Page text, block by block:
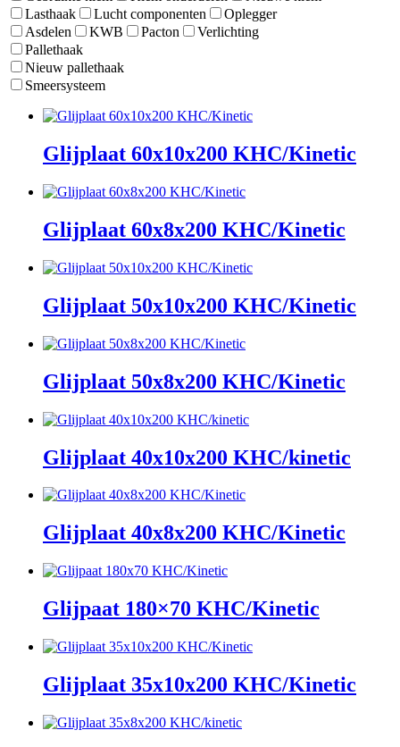
Lasthaak
Lucht componenten
Oplegger
Asdelen
KWB Pacton
Verlichting
Pallethaak
Nieuw pallethaak
Smeersysteem
Glijplaat 60x10x200 KHC/Kinetic
Glijplaat 60x8x200 KHC/Kinetic
Glijplaat 50x10x200 KHC/Kinetic
Glijplaat 50x8x200 KHC/Kinetic
Glijplaat 40x10x200 KHC/kinetic
Glijplaat 40x8x200 KHC/Kinetic
Glijpaat 180×70 KHC/Kinetic
Glijplaat 35x10x200 KHC/Kinetic